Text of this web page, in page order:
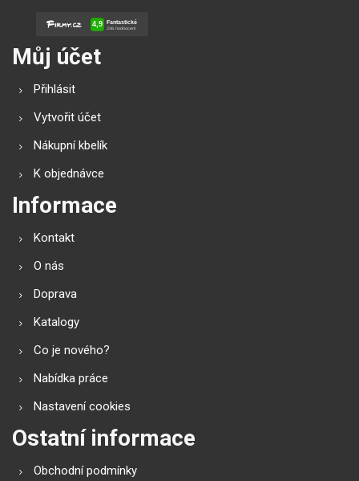
Můj účet
Přihlásit
Vytvořit účet
Nákupní kbelík
K objednávce
Informace
Kontakt
O nás
Doprava
Katalogy
Co je nového?
Nabídka práce
Nastavení cookies
Ostatní informace
Obchodní podmínky